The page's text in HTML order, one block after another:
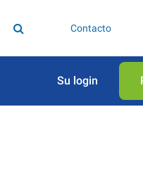
Contacto
Su login